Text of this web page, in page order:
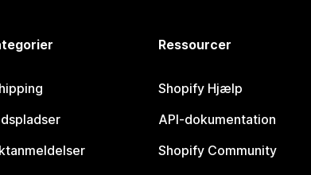
Ressourcer
Shopify Hjælp
API-dokumentation
Shopify Community